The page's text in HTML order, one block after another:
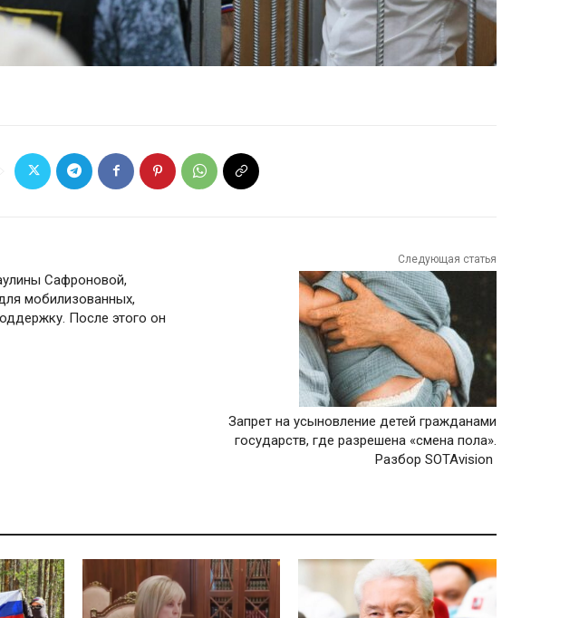
Сафроновой,
мобилизованных,
После этого он
Следующая статья
Запрет на усыновление детей гражданами
государств, где разрешена «смена пола».
Разбор SOTAvision